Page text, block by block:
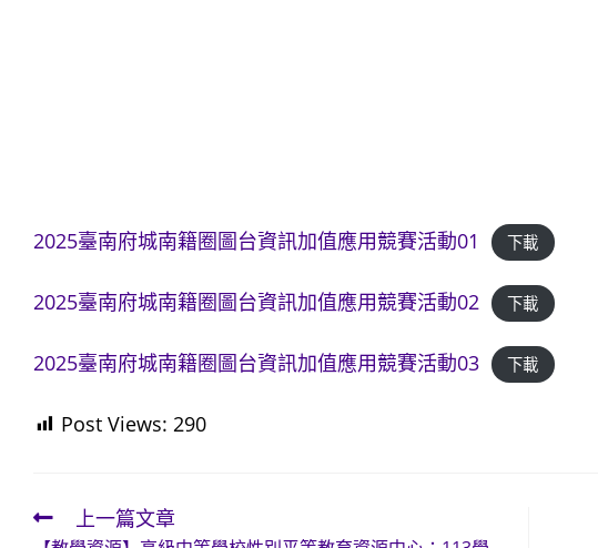
2025臺南府城南籍圈圖台資訊加值應用競賽活動01 下載
2025臺南府城南籍圈圖台資訊加值應用競賽活動02 下載
2025臺南府城南籍圈圖台資訊加值應用競賽活動03 下載
Post Views: 290
Read上一篇文章